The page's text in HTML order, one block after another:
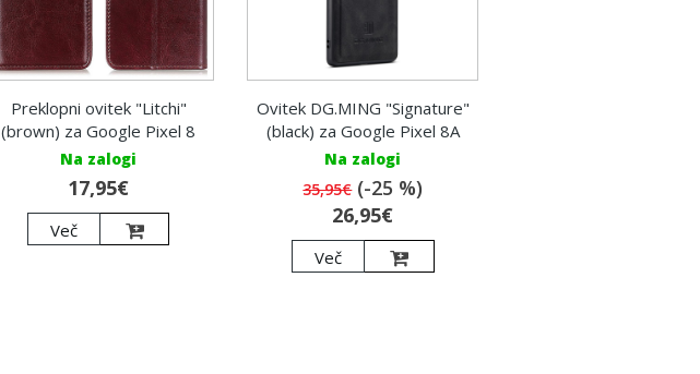
Preklopni ovitek "Litchi"
(brown) za Google Pixel 8
Na zalogi
17,95€
Več
Ovitek DG.MING "Signature"
(black) za Google Pixel 8A
Na zalogi
35,95€(-25 %)
26,95€
Več